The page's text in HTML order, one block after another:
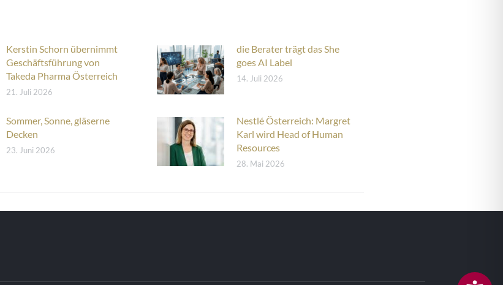
Kerstin Schorn übernimmt
Geschäftsführung von
Takeda Pharma Österreich
21. Juli 2026
die Berater trägt das She
goes AI Label
14. Juli 2026
Sommer, Sonne, gläserne
Decken
23. Juni 2026
Nestlé Österreich: Margret
Karl wird Head of Human
Resources
28. Mai 2026